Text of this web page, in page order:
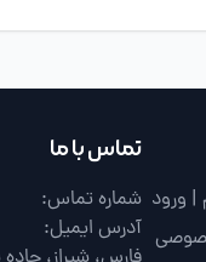
| ورود
تماس با ما
شماره تماس:
آدرس ایمیل: